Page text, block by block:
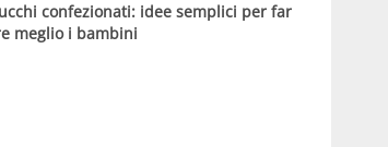
confezionati: idee semplici per far
meglio i bambini